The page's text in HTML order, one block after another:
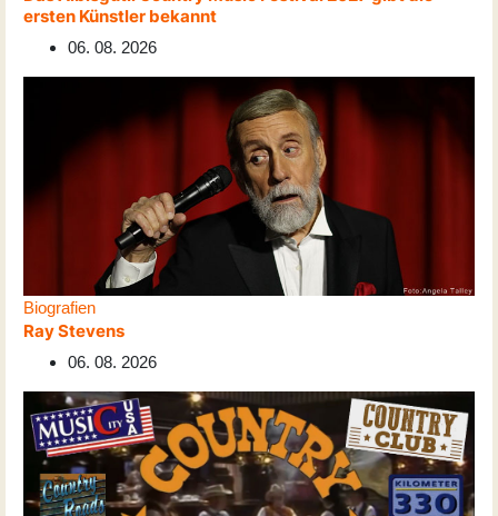
ersten Künstler bekannt
06. 08. 2026
Biografien
Ray Stevens
06. 08. 2026